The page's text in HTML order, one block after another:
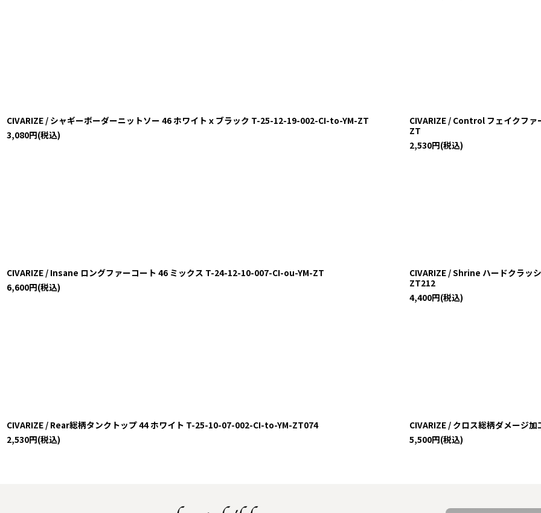
CIVARIZE / シャギーボーダーニットソー 46 ホワイトｘブラック T-25-12-19-002-CI-to-YM-ZT
3,080円(税込)
CIVARIZE / Control フェイクフ
ZT
2,530円(税込)
CIVARIZE / Insane ロングファーコート 46 ミックス T-24-12-10-007-CI-ou-YM-ZT
6,600円(税込)
CIVARIZE / Shrine ハードクラッ
ZT212
4,400円(税込)
CIVARIZE / Rear総柄タンクトップ 44 ホワイト T-25-10-07-002-CI-to-YM-ZT074
2,530円(税込)
CIVARIZE / クロス総柄ダメージ
5,500円(税込)